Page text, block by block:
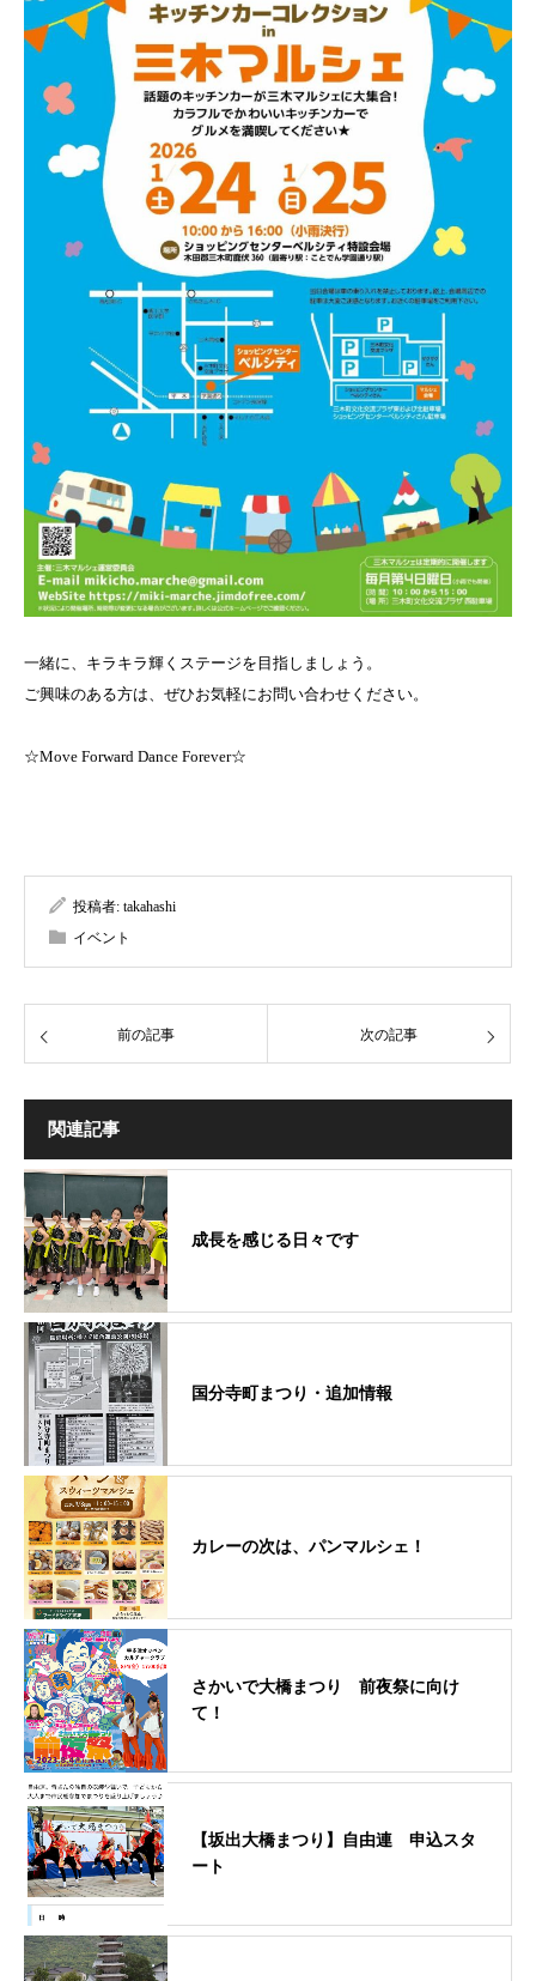
一緒に、キラキラ輝くステージを目指しましょう。
ご興味のある方は、ぜひお気軽にお問い合わせください。
☆Move Forward Dance Forever☆
投稿者: takahashi
イベント
前の記事 次の記事
関連記事
成長を感じる日々です
国分寺町まつり・追加情報
カレーの次は、パンマルシェ！
さかいで大橋まつり 前夜祭に向け
て！
【坂出大橋まつり】自由連 申込スタ
ート